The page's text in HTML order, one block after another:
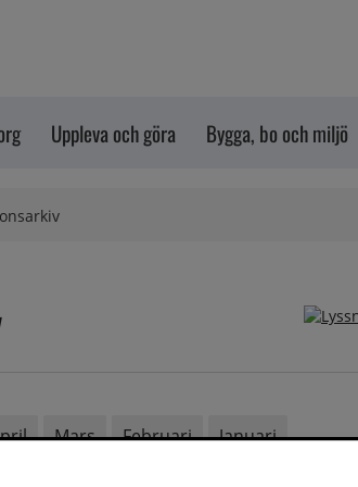
Uppleva och göra Bygga, bo och miljö
Mars Februari Januari